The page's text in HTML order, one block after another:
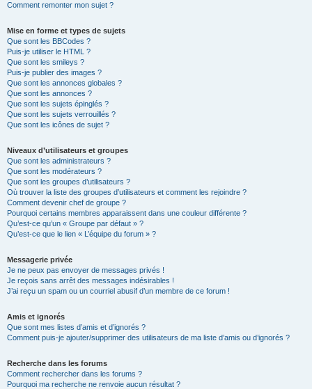
Comment remonter mon sujet ?
Mise en forme et types de sujets
Que sont les BBCodes ?
Puis-je utiliser le HTML ?
Que sont les smileys ?
Puis-je publier des images ?
Que sont les annonces globales ?
Que sont les annonces ?
Que sont les sujets épinglés ?
Que sont les sujets verrouillés ?
Que sont les icônes de sujet ?
Niveaux d’utilisateurs et groupes
Que sont les administrateurs ?
Que sont les modérateurs ?
Que sont les groupes d’utilisateurs ?
Où trouver la liste des groupes d’utilisateurs et comment les rejoindre ?
Comment devenir chef de groupe ?
Pourquoi certains membres apparaissent dans une couleur différente ?
Qu’est-ce qu’un « Groupe par défaut » ?
Qu’est-ce que le lien « L’équipe du forum » ?
Messagerie privée
Je ne peux pas envoyer de messages privés !
Je reçois sans arrêt des messages indésirables !
J’ai reçu un spam ou un courriel abusif d’un membre de ce forum !
Amis et ignorés
Que sont mes listes d’amis et d’ignorés ?
Comment puis-je ajouter/supprimer des utilisateurs de ma liste d’amis ou d’ignorés ?
Recherche dans les forums
Comment rechercher dans les forums ?
Pourquoi ma recherche ne renvoie aucun résultat ?